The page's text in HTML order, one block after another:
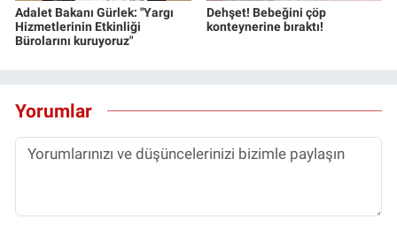
Adalet Bakanı Gürlek: "Yargı
Hizmetlerinin Etkinliği
Bürolarını kuruyoruz"
Dehşet! Bebeğini çöp
konteynerine bıraktı!
Yorumlar